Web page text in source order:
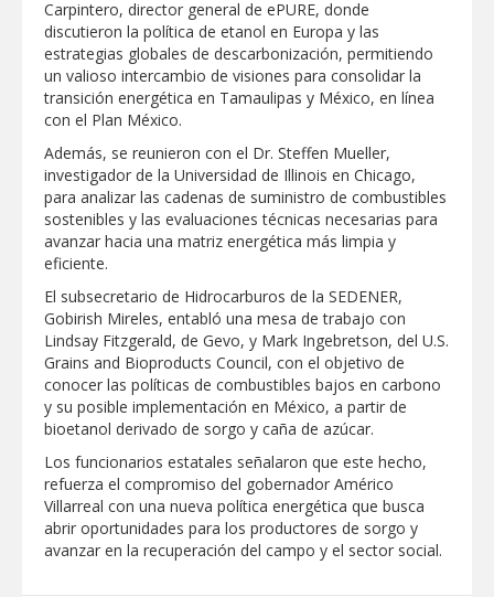
bacheo en cuatro colonias de Reynosa
Respalda la SET acuerdos de la
CONAEDU sobre redes sociales y
escuelas militarizadas
AVANZAN TRABAJOS DE
MODERNIZACIÓN EN AVENIDA
REFORMA; GOBIERNO MUNICIPAL
MANTIENE EL RITMO DE LAS OBRAS
PRIORITARIAS
Atendió Protección Civil de Reynosa
reportes ante lluvias
Realiza Gobierno de Reynosa programa
Integración Familiar
Carpintero, director general de ePURE, donde
discutieron la política de etanol en Europa y las
estrategias globales de descarbonización, permitiendo
un valioso intercambio de visiones para consolidar la
transición energética en Tamaulipas y México, en línea
con el Plan México.
Además, se reunieron con el Dr. Steffen Mueller,
investigador de la Universidad de Illinois en Chicago,
para analizar las cadenas de suministro de combustibles
sostenibles y las evaluaciones técnicas necesarias para
avanzar hacia una matriz energética más limpia y
eficiente.
El subsecretario de Hidrocarburos de la SEDENER,
Gobirish Mireles, entabló una mesa de trabajo con
Lindsay Fitzgerald, de Gevo, y Mark Ingebretson, del U.S.
Grains and Bioproducts Council, con el objetivo de
conocer las políticas de combustibles bajos en carbono
y su posible implementación en México, a partir de
bioetanol derivado de sorgo y caña de azúcar.
Los funcionarios estatales señalaron que este hecho,
refuerza el compromiso del gobernador Américo
Villarreal con una nueva política energética que busca
abrir oportunidades para los productores de sorgo y
avanzar en la recuperación del campo y el sector social.